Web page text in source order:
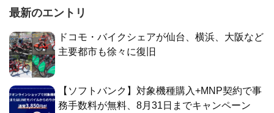
最新のエントリ
ドコモ・バイクシェアが仙台、横浜、大阪など
主要都市も徐々に復旧
【ソフトバンク】対象機種購入+MNP契約で事
務手数料が無料、8月31日までキャンペーン